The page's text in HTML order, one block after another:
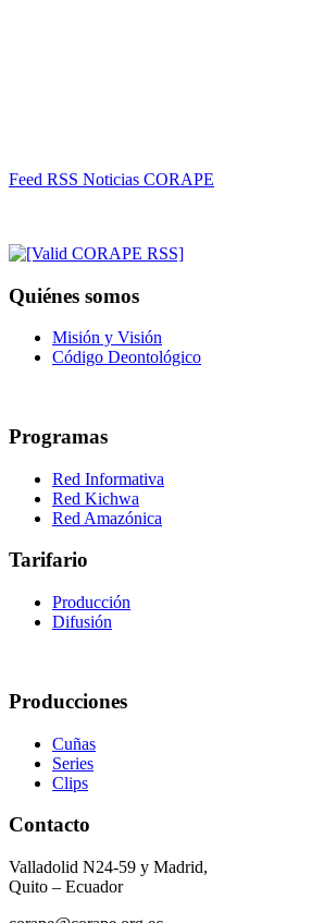
Feed RSS Noticias CORAPE
Quiénes somos
Misión y Visión
Código Deontológico
Programas
Red Informativa
Red Kichwa
Red Amazónica
Tarifario
Producción
Difusión
Producciones
Cuñas
Series
Clips
Contacto
Valladolid N24-59 y Madrid,
Quito – Ecuador